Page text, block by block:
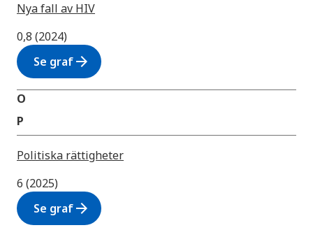
Nya fall av HIV
0,8 (2024)
Se grafarrow_forward
O
P
Politiska rättigheter
6 (2025)
Se grafarrow_forward